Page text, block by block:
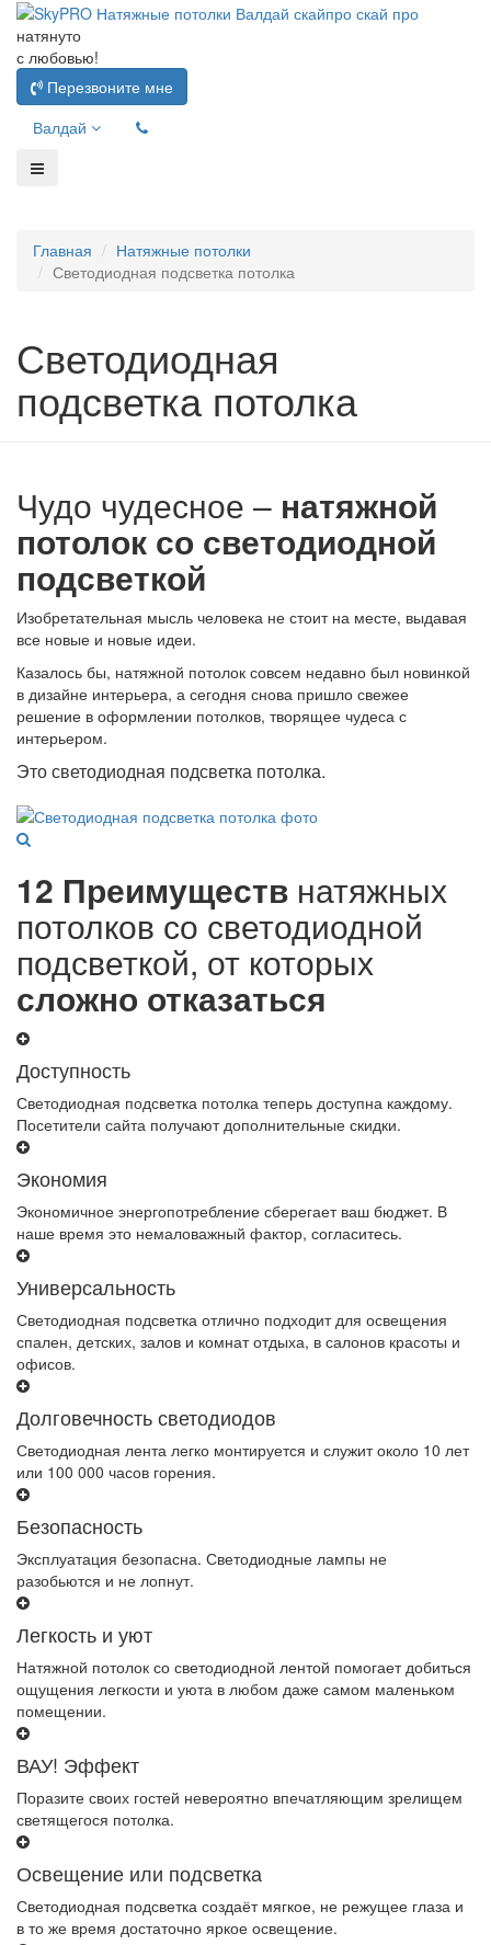
натянуто
с любовью!
Перезвоните мне
Валдай
Главная
Натяжные потолки
Светодиодная подсветка потолка
Светодиодная
подсветка потолка
Чудо чудесное – натяжной
потолок со светодиодной
подсветкой
Изобретательная мысль человека не стоит на месте, выдавая
все новые и новые идеи.
Казалось бы, натяжной потолок совсем недавно был новинкой
в дизайне интерьера, а сегодня снова пришло свежее
решение в оформлении потолков, творящее чудеса с
интерьером.
Это светодиодная подсветка потолка.
12 Преимуществ натяжных
потолков со светодиодной
подсветкой, от которых
сложно отказаться
Доступность
Светодиодная подсветка потолка теперь доступна каждому.
Посетители сайта получают дополнительные скидки.
Экономия
Экономичное энергопотребление сберегает ваш бюджет. В
наше время это немаловажный фактор, согласитесь.
Универсальность
Светодиодная подсветка отлично подходит для освещения
спален, детских, залов и комнат отдыха, в салонов красоты и
офисов.
Долговечность светодиодов
Светодиодная лента легко монтируется и служит около 10 лет
или 100 000 часов горения.
Безопасность
Эксплуатация безопасна. Светодиодные лампы не
разобьются и не лопнут.
Легкость и уют
Натяжной потолок со светодиодной лентой помогает добиться
ощущения легкости и уюта в любом даже самом маленьком
помещении.
ВАУ! Эффект
Поразите своих гостей невероятно впечатляющим зрелищем
светящегося потолка.
Освещение или подсветка
Светодиодная подсветка создаёт мягкое, не режущее глаза и
в то же время достаточно яркое освещение.